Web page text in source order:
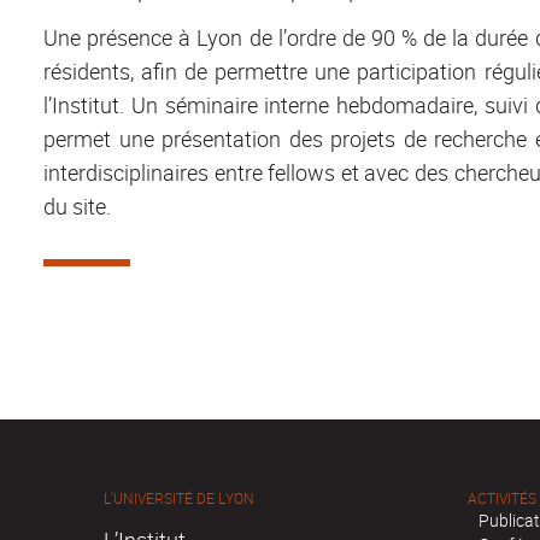
Une présence à Lyon de l’ordre de 90 % de la
résidents, afin de permettre une participation
l’Institut. Un séminaire interne hebdomadaire, suivi
permet une présentation des projets de recherche
interdisciplinaires entre fellows et avec des
du site.
L'UNIVERSITÉ DE LYON ACTIVITÉS